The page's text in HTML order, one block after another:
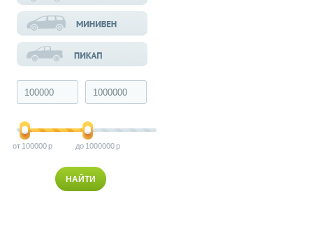
100000 1000000